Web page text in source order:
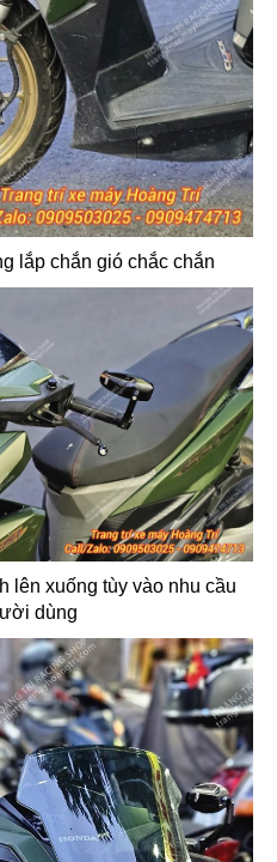
lắp chắn gió chắc chắn
lên xuống tùy vào nhu cầu
dùng